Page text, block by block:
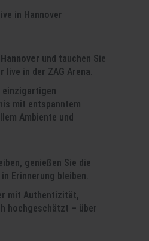
in Hannover
und tauchen Sie
live in der ZAG Arena.
einzigartigen
mit entspanntem
Ambiente und
genießen Sie die
Erinnerung bleiben.
mit Authentizität,
hochgeschätzt – über